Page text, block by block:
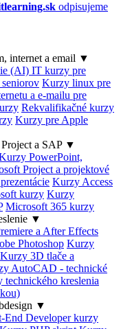
odpisujeme
internet a email ▼
(AI) IT kurzy pre
Kurzy linux pre
a e-mailu pre
Rekvalifikačné kurzy
Kurzy pre Apple
a SAP ▼
PowerPoint,
Project a projektové
Kurzy Access
kurzy Kurzy
Microsoft 365 kurzy
▼
a After Effects
Photoshop Kurzy
Kurzy 3D tlače a
AutoCAD - technické
technického kreslenia
▼
End Developer kurzy